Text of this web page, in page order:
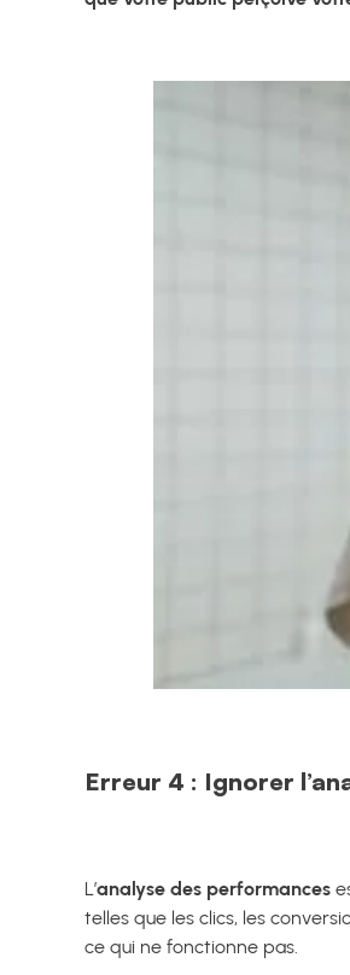
Erreur 4 : Ignorer
L’analyse des performances
telles que les clics, les
ce qui ne fonctionne pas.